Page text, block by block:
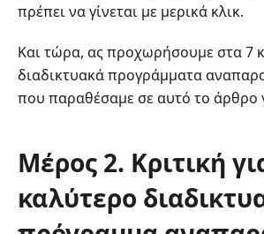
πρέπει να γίνεται με μερικά κλικ.
Και τώρα, ας προχωρήσουμε στα 7
διαδικτυακά προγράμματα
που παραθέσαμε σε αυτό το άρθρο
Μέρος 2. Κριτική
καλύτερο